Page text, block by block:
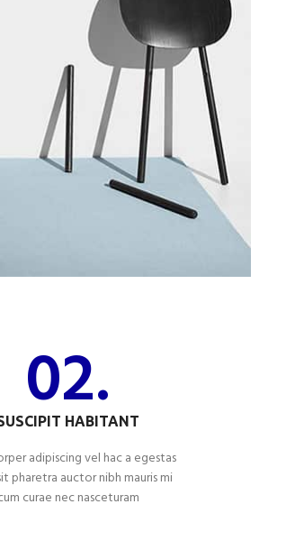
02.
HABITANT
adipiscing vel hac a egestas
pharetra auctor nibh mauris mi
curae nec nasceturam